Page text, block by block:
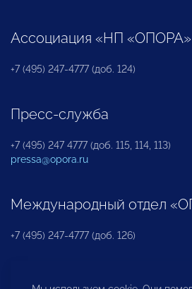
Ассоциация «НП «ОПОРА»
+7 (495) 247-4777 (доб. 124)
Пресс-служба
+7 (495) 247 4777 (доб. 115, 114, 113)
pressa@opora.ru
Международный отдел
+7 (495) 247-4777 (доб. 126)
Бюро по защите прав